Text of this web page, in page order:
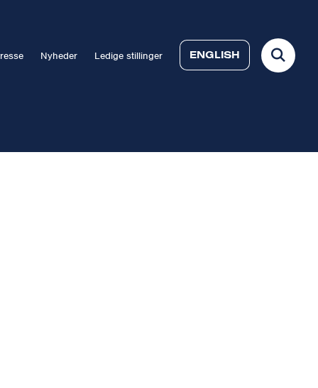
Nyheder Ledige stillinger ENGLISH